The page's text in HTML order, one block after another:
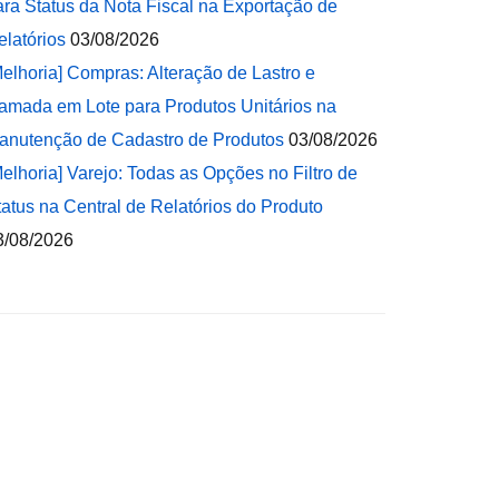
Status da Nota Fiscal na Exportação de
03/08/2026
Compras: Alteração de Lastro e
em Lote para Produtos Unitários na
de Cadastro de Produtos 03/08/2026
Varejo: Todas as Opções no Filtro de
na Central de Relatórios do Produto
08/2026